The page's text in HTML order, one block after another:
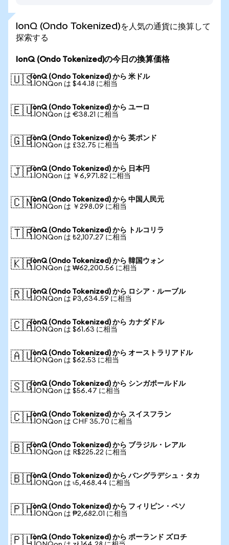
IonQ (Ondo Tokenized)を人気の通貨に換算して
探索する
IonQ (Ondo Tokenized)の今日の換算価格
🇺🇸IonQ (Ondo Tokenized) から 米ドル
1 IONQon は $44.18 に相当
🇪🇺IonQ (Ondo Tokenized) から ユーロ
1 IONQon は €38.21 に相当
🇬🇧IonQ (Ondo Tokenized) から 英ポンド
1 IONQon は £32.75 に相当
🇯🇵IonQ (Ondo Tokenized) から 日本円
1 IONQon は ￥6,971.82 に相当
🇨🇳IonQ (Ondo Tokenized) から 中国人民元
1 IONQon は ￥298.09 に相当
🇹🇷IonQ (Ondo Tokenized) から トルコリラ
1 IONQon は ₺2,107.27 に相当
🇰🇷IonQ (Ondo Tokenized) から 韓国ウォン
1 IONQon は ₩62,200.56 に相当
🇷🇺IonQ (Ondo Tokenized) から ロシア・ルーブル
1 IONQon は ₽3,634.59 に相当
🇨🇦IonQ (Ondo Tokenized) から カナダドル
1 IONQon は $61.63 に相当
🇦🇺IonQ (Ondo Tokenized) から オーストラリアドル
1 IONQon は $62.53 に相当
🇸🇬IonQ (Ondo Tokenized) から シンガポールドル
1 IONQon は $56.47 に相当
🇨🇭IonQ (Ondo Tokenized) から スイスフラン
1 IONQon は CHF 35.70 に相当
🇧🇷IonQ (Ondo Tokenized) から ブラジル・レアル
1 IONQon は R$225.22 に相当
🇧🇩IonQ (Ondo Tokenized) から バングラデシュ・タカ
1 IONQon は ৳5,468.44 に相当
🇵🇭IonQ (Ondo Tokenized) から フィリピン・ペソ
1 IONQon は ₱2,682.01 に相当
🇵🇱IonQ (Ondo Tokenized) から ポーランド ズロチ